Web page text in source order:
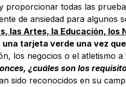
todas las
de ansiedad para algunos
las Artes, la Educación, los
tarjeta verde una vez
los negocios o el atletismo
¿cuáles son los
sido reconocidos en su